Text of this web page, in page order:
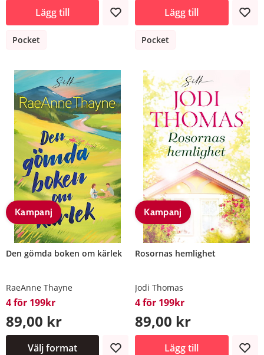
Lägg till
Pocket
Lägg till
Pocket
Kampanj
Den gömda boken om kärlek
RaeAnne Thayne
4 för 199kr
89,00 kr
Välj format
Kampanj
Rosornas hemlighet
Jodi Thomas
4 för 199kr
89,00 kr
Lägg till